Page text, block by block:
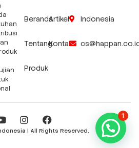
Beranda
Tentang
Produk
Artikel
Kontak
Indonesia
| All Rights Reserved.
Y
o
I
n
F
a
c
1